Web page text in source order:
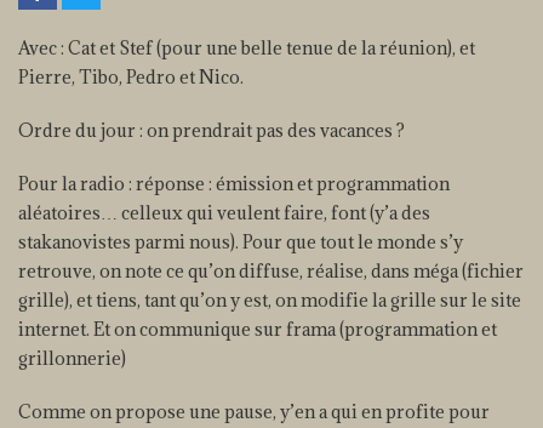
Avec : Cat et Stef (pour une belle tenue de la réunion), et
Pierre, Tibo, Pedro et Nico.
Ordre du jour : on prendrait pas des vacances ?
Pour la radio : réponse : émission et programmation
aléatoires… celleux qui veulent faire, font (y’a des
stakanovistes parmi nous). Pour que tout le monde s’y
retrouve, on note ce qu’on diffuse, réalise, dans méga (fichier
grille), et tiens, tant qu’on y est, on modifie la grille sur le site
internet. Et on communique sur frama (programmation et
grillonnerie)
Comme on propose une pause, y’en a qui en profite pour